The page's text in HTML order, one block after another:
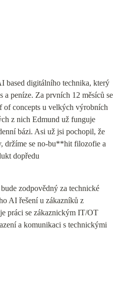
based digitálního technika, který
a peníze. Za prvních 12 měsíců se
of concepts u velkých výrobních
z nich Edmund už funguje
bázi. Asi už jsi pochopil, že
držíme se no-bu**hit filozofie a
dopředu
zodpovědný za technické
AI řešení u zákazníků z
práci se zákaznickým IT/OT
a komunikaci s technickými